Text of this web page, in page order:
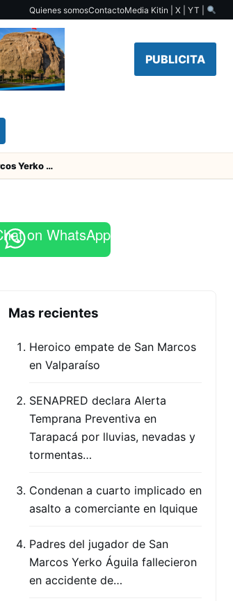
Quienes somosContactoMedia Kitin | X | YT |
PUBLICITA
Padres del jugador de San Marcos Yerko Águila fallecieron en accidente de tránsito en Temuco
on WhatsApp
Mas recientes
Heroico empate de San Marcos
en Valparaíso
SENAPRED declara Alerta
Temprana Preventiva en
Tarapacá por lluvias, nevadas y
tormentas…
Condenan a cuarto implicado en
asalto a comerciante en Iquique
Padres del jugador de San
Marcos Yerko Águila fallecieron
en accidente de…